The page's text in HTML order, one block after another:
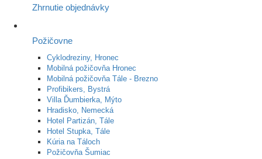
Zhrnutie objednávky
Požičovne
Cyklodreziny, Hronec
Mobilná požičovňa Hronec
Mobilná požičovňa Tále - Brezno
Profibikers, Bystrá
Villa Ďumbierka, Mýto
Hradisko, Nemecká
Hotel Partizán, Tále
Hotel Stupka, Tále
Kúria na Táloch
Požičovňa Šumiac